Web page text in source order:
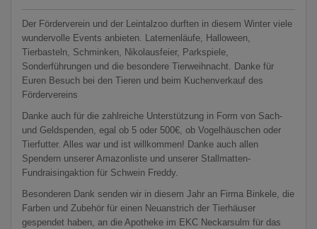
Der Förderverein und der Leintalzoo durften in diesem Winter viele
wundervolle Events anbieten. Laternenläufe, Halloween,
Tierbasteln, Schminken, Nikolausfeier, Parkspiele,
Sonderführungen und die besondere Tierweihnacht. Danke für
Euren Besuch bei den Tieren und beim Kuchenverkauf des
Fördervereins
Danke auch für die zahlreiche Unterstützung in Form von Sach-
und Geldspenden, egal ob 5 oder 500€, ob Vogelhäuschen oder
Tierfutter. Alles war und ist willkommen! Danke auch allen
Spendern unserer Amazonliste und unserer Stallmatten-
Fundraisingaktion für Schwein Freddy.
Besonderen Dank senden wir in diesem Jahr an Firma Binkele, die
Farben und Zubehör für einen Neuanstrich der Tierhäuser
gespendet haben, an die Apotheke im EKC Neckarsulm für das